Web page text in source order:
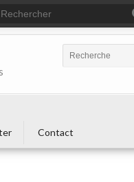
Contact